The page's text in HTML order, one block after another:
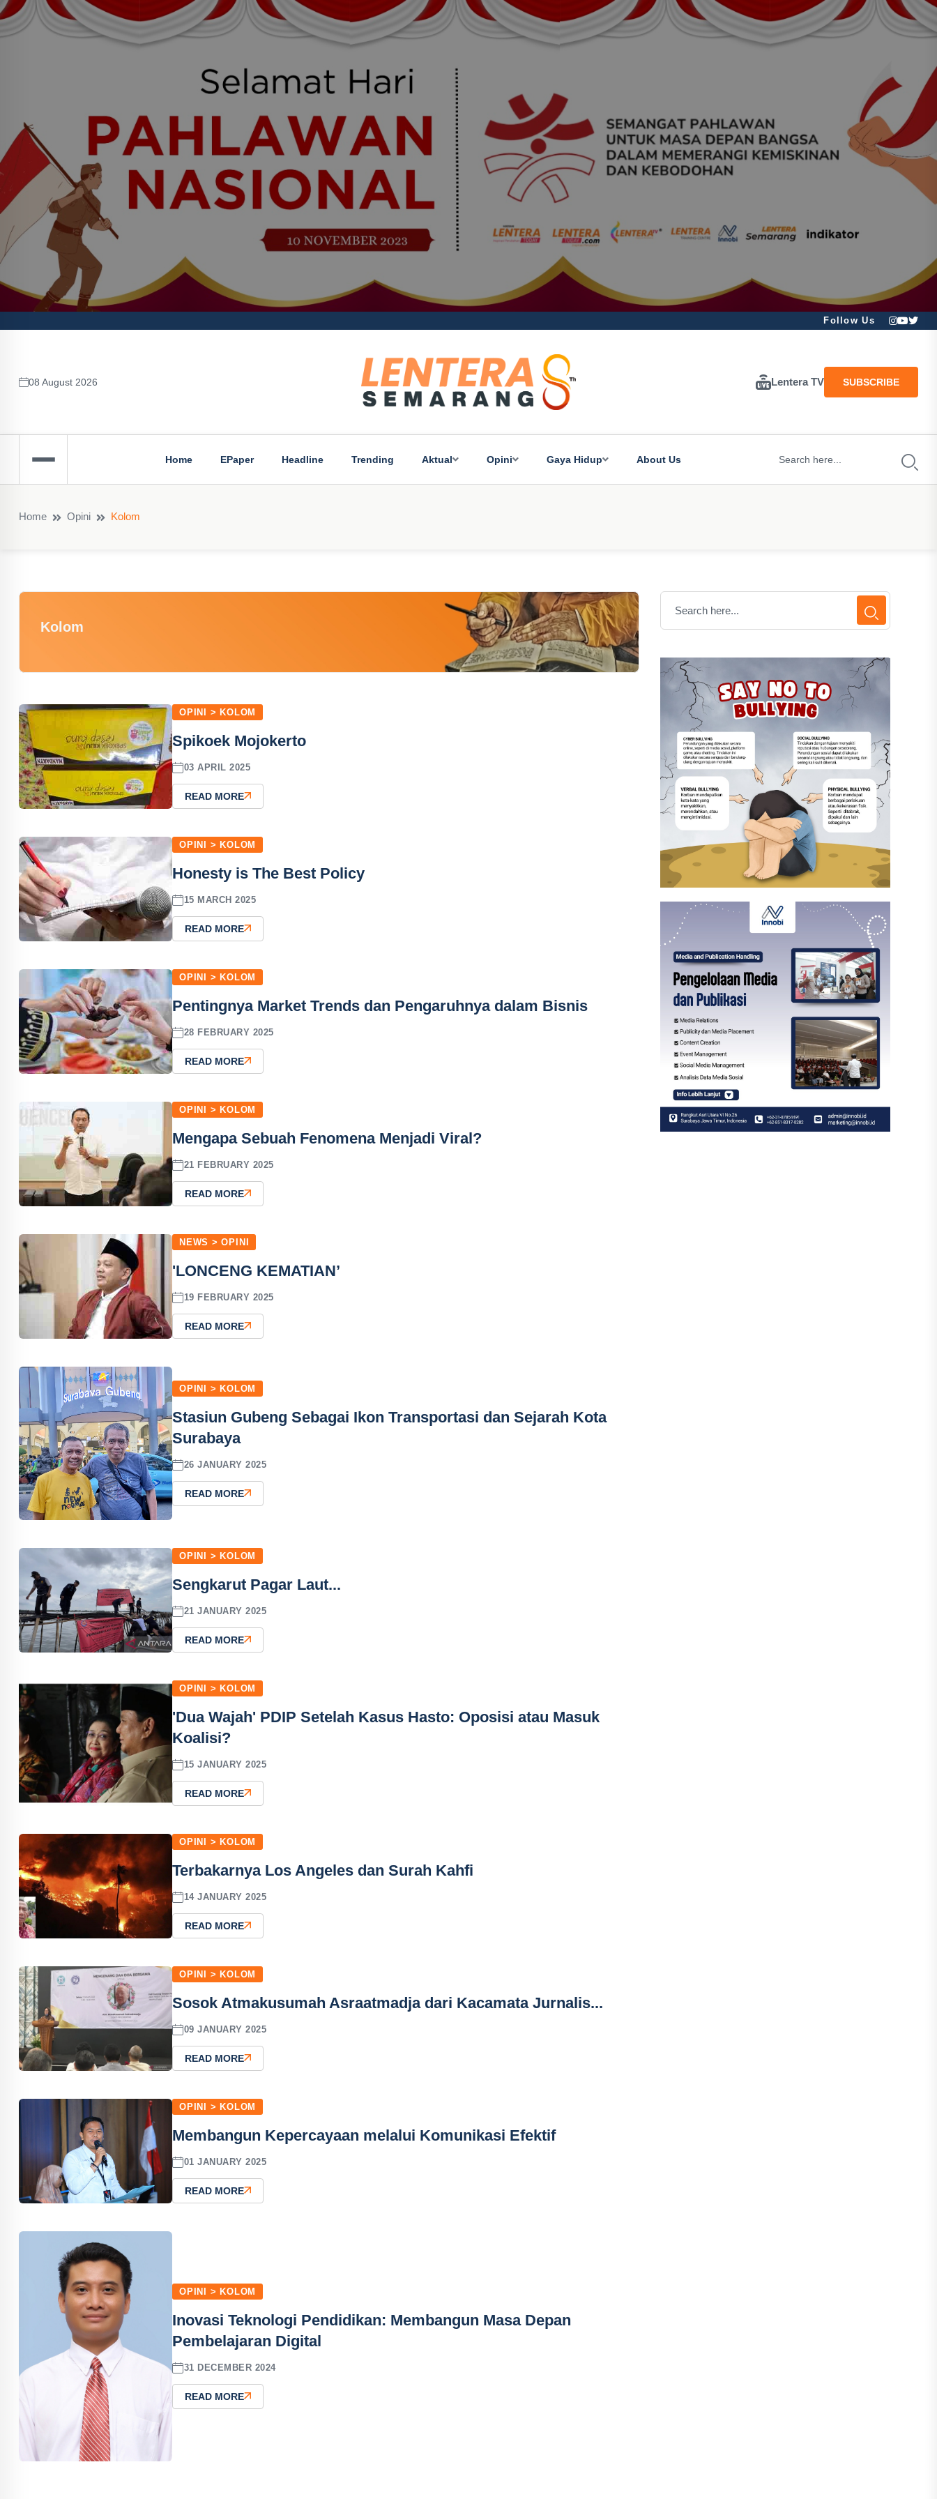
Follow Us
08 August 2026 Lentera TV SUBSCRIBE
Home EPaper Headline Trending Aktual Opini Gaya Hidup About Us
Home Opini Kolom
Kolom
OPINI > KOLOM
Spikoek Mojokerto
03 APRIL 2025
READ MORE
OPINI > KOLOM
Honesty is The Best Policy
15 MARCH 2025
READ MORE
OPINI > KOLOM
Pentingnya Market Trends dan Pengaruhnya dalam Bisnis
28 FEBRUARY 2025
READ MORE
OPINI > KOLOM
Mengapa Sebuah Fenomena Menjadi Viral?
21 FEBRUARY 2025
READ MORE
NEWS > OPINI
'LONCENG KEMATIAN’
19 FEBRUARY 2025
READ MORE
OPINI > KOLOM
Stasiun Gubeng Sebagai Ikon Transportasi dan Sejarah Kota
Surabaya
26 JANUARY 2025
READ MORE
OPINI > KOLOM
Sengkarut Pagar Laut...
21 JANUARY 2025
READ MORE
OPINI > KOLOM
'Dua Wajah' PDIP Setelah Kasus Hasto: Oposisi atau Masuk
Koalisi?
15 JANUARY 2025
READ MORE
OPINI > KOLOM
Terbakarnya Los Angeles dan Surah Kahfi
14 JANUARY 2025
READ MORE
OPINI > KOLOM
Sosok Atmakusumah Asraatmadja dari Kacamata Jurnalis...
09 JANUARY 2025
READ MORE
OPINI > KOLOM
Membangun Kepercayaan melalui Komunikasi Efektif
01 JANUARY 2025
READ MORE
OPINI > KOLOM
Inovasi Teknologi Pendidikan: Membangun Masa Depan
Pembelajaran Digital
31 DECEMBER 2024
READ MORE